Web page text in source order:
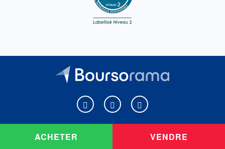
ACHETER VENDRE
Boursorama sur Facebook
Boursorama sur XBoursorama sur